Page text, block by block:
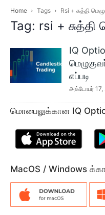
Home Tags Rsi + சுத்தி
Tag: rsi + சுத்தி
IQ
எப்படி
அக்டோபர் 17,
மொபைலுக்கான IQ
MacOS / Windows